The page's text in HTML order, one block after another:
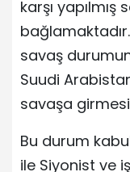
karşı yapılmış
savaş
Suudi
savaşa
Bu durum
ile Siyonist ve